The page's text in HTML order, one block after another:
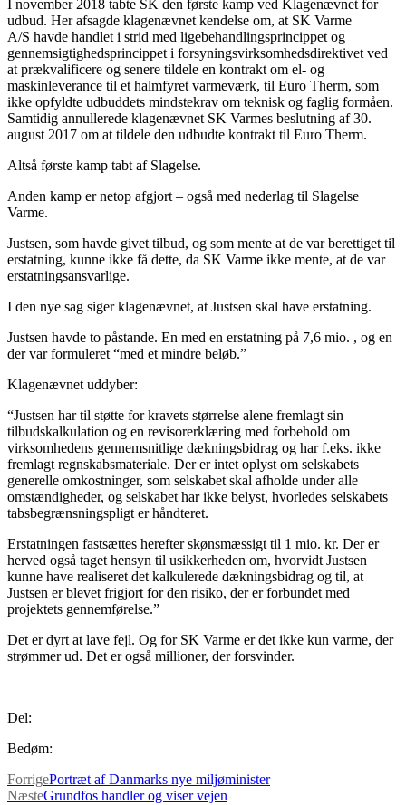
I november 2018 tabte SK den første kamp ved Klagenævnet for
udbud. Her afsagde klagenævnet kendelse om, at SK Varme
A/S havde handlet i strid med ligebehandlingsprincippet og
gennemsigtighedsprincippet i forsyningsvirksomhedsdirektivet ved
at prækvalificere og senere tildele en kontrakt om el- og
maskinleverance til et halmfyret varmeværk, til Euro Therm, som
ikke opfyldte udbuddets mindstekrav om teknisk og faglig formåen.
Samtidig annullerede klagenævnet SK Varmes beslutning af 30.
august 2017 om at tildele den udbudte kontrakt til Euro Therm.
Altså første kamp tabt af Slagelse.
Anden kamp er netop afgjort – også med nederlag til Slagelse
Varme.
Justsen, som havde givet tilbud, og som mente at de var berettiget til
erstatning, kunne ikke få dette, da SK Varme ikke mente, at de var
erstatningsansvarlige.
I den nye sag siger klagenævnet, at Justsen skal have erstatning.
Justsen havde to påstande. En med en erstatning på 7,6 mio. , og en
der var formuleret “med et mindre beløb.”
Klagenævnet uddyber:
“Justsen har til støtte for kravets størrelse alene fremlagt sin
tilbudskalkulation og en revisorerklæring med forbehold om
virksomhedens gennemsnitlige dækningsbidrag og har f.eks. ikke
fremlagt regnskabsmateriale. Der er intet oplyst om selskabets
generelle omkostninger, som selskabet skal afholde under alle
omstændigheder, og selskabet har ikke belyst, hvorledes selskabets
tabsbegrænsningspligt er håndteret.
Erstatningen fastsættes herefter skønsmæssigt til 1 mio. kr. Der er
herved også taget hensyn til usikkerheden om, hvorvidt Justsen
kunne have realiseret det kalkulerede dækningsbidrag og til, at
Justsen er blevet frigjort for den risiko, der er forbundet med
projektets gennemførelse.”
Det er dyrt at lave fejl. Og for SK Varme er det ikke kun varme, der
strømmer ud. Det er også millioner, der forsvinder.
Del:
Bedøm:
ForrigePortræt af Danmarks nye miljøminister
NæsteGrundfos handler og viser vejen